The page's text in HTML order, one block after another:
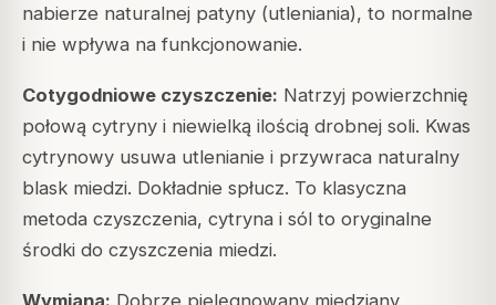
nabierze naturalnej patyny (utleniania), to normalne
i nie wpływa na funkcjonowanie.
Cotygodniowe czyszczenie: Natrzyj powierzchnię
połową cytryny i niewielką ilością drobnej soli. Kwas
cytrynowy usuwa utlenianie i przywraca naturalny
blask miedzi. Dokładnie spłucz. To klasyczna
metoda czyszczenia, cytryna i sól to oryginalne
środki do czyszczenia miedzi.
Wymiana: Dobrze pielęgnowany miedziany